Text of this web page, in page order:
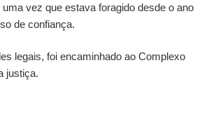
vez que estava foragido desde o ano
de confiança.
legais, foi encaminhado ao Complexo
justiça.